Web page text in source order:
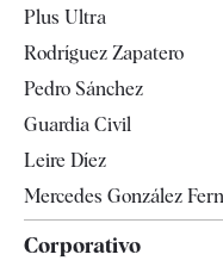
Televisión
Plus Ultra
Rodríguez Zapatero
Pedro Sánchez
Guardia Civil
Leire Díez
Mercedes González
Corporativo